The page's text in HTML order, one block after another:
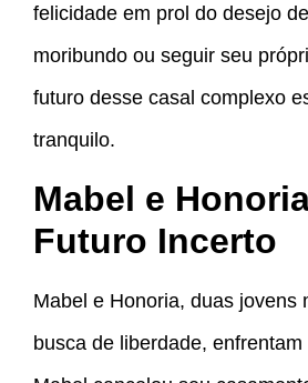
felicidade em prol do desejo
moribundo ou seguir seu
futuro desse casal complexo
tranquilo.
Mabel e
Futuro Incerto
Mabel e Honoria, duas jovens
busca de liberdade,